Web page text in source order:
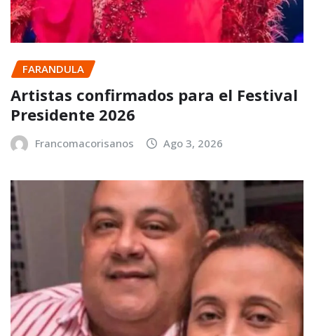
FARANDULA
Artistas confirmados para el Festival
Presidente 2026
Francomacorisanos Ago 3, 2026